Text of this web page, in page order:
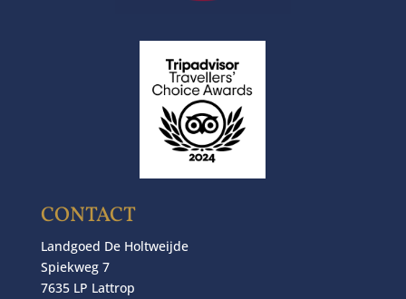
CONTACT
Landgoed De Holtweijde
Spiekweg 7
7635 LP Lattrop